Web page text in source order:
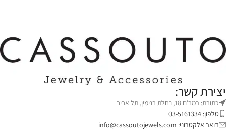
יצירת קשר:
כתובת: רמב'ם 18, נחלת בנימין, תל אביב
טלפון: 03-5161334
דואר אלקטרוני: info@cassoutojewels.com